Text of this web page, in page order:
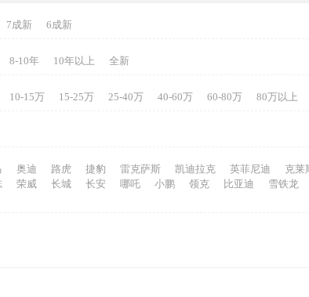
7成新 6成新
8-10年 10年以上 全新
10-15万 15-25万 25-40万 40-60万 60-80万 80万以上
奥迪 路虎 捷豹 雷克萨斯 凯迪拉克 英菲尼迪 克莱
荣威 长城 长安 哪吒 小鹏 领克 比亚迪 雪铁龙